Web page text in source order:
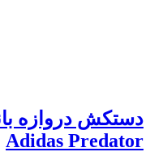
دستکش دروازه
Adidas Predator